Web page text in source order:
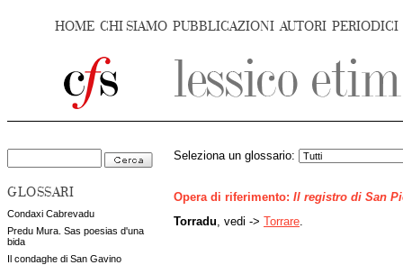
HOME CHI SIAMO PUBBLICAZIONI AUTORI PERIODICI
GLOSSARI
Condaxi Cabrevadu
Predu Mura. Sas poesias d'una
bida
Il condaghe di San Gavino
Seleziona un glossario:
Opera di riferimento: Il registro di San
Torradu , vedi -> Torrare